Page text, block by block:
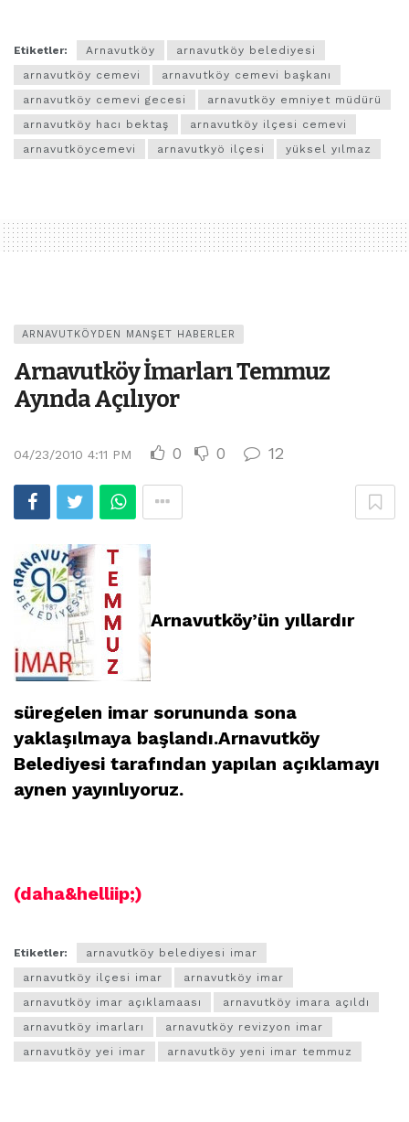
Etiketler: Arnavutköy
arnavutköy belediyesi
arnavutköy cemevi
arnavutköy cemevi başkanı
arnavutköy cemevi gecesi
arnavutköy emniyet müdürü
arnavutköy hacı bektaş
arnavutköy ilçesi cemevi
arnavutköycemevi
arnavutkyö ilçesi yüksel yılmaz
ARNAVUTKÖYDEN MANŞET HABERLER
Arnavutköy İmarları Temmuz
Ayında Açılıyor
04/23/2010 4:11 PM 0 0 12
Arnavutköy’ün yıllardır
süregelen imar sorununda sona
yaklaşılmaya başlandı.Arnavutköy
Belediyesi tarafından yapılan açıklamayı
aynen yayınlıyoruz.
(daha&helliip;)
Etiketler:
arnavutköy belediyesi imar
arnavutköy ilçesi imar
arnavutköy imar
arnavutköy imar açıklamaası
arnavutköy imara açıldı
arnavutköy imarları
arnavutköy revizyon imar
arnavutköy yei imar
arnavutköy yeni imar temmuz